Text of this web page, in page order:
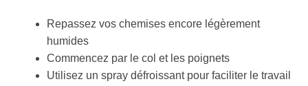
Repassez vos chemises encore légèrement
humides
Commencez par le col et les poignets
Utilisez un spray défroissant pour faciliter le travail